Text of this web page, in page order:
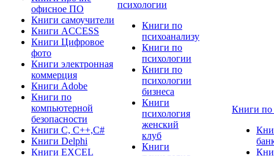
офисное ПО
Книги самоучители
Книги ACCESS
Книги Цифровое
фото
Книги электронная
коммерция
Книги Adobe
Книги по
компьютерной
безопасности
Книги C, C++,С#
Книги Delphi
Книги EXCEL
психологии
Книги по
психоанализу
Книги по
психологии
Книги по
психологии
бизнеса
Книги
психология
женский
клуб
Книги
Книги по